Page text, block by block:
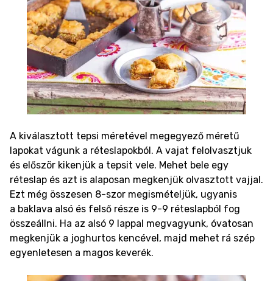
A kiválasztott tepsi méretével megegyező méretű
lapokat vágunk a réteslapokból. A vajat felolvasztjuk
és először kikenjük a tepsit vele. Mehet bele egy
réteslap és azt is alaposan megkenjük olvasztott vajjal.
Ezt még összesen 8-szor megismételjük, ugyanis
a baklava alsó és felső része is 9-9 réteslapból fog
összeállni. Ha az alsó 9 lappal megvagyunk, óvatosan
megkenjük a joghurtos kencével, majd mehet rá szép
egyenletesen a magos keverék.